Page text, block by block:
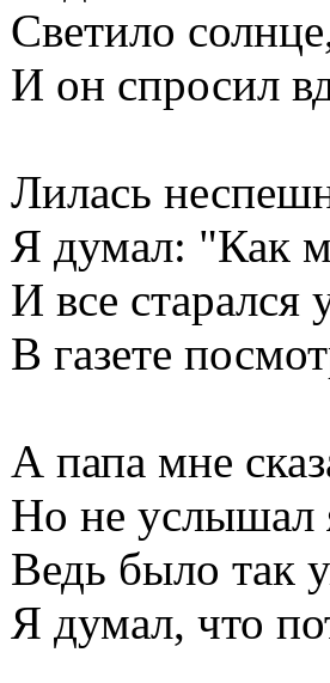
Светило
И он спросил
Лилась
Я думал: "Как
И все старался
В газете
А папа мне
Но не услышал
Ведь было так
Я думал, что